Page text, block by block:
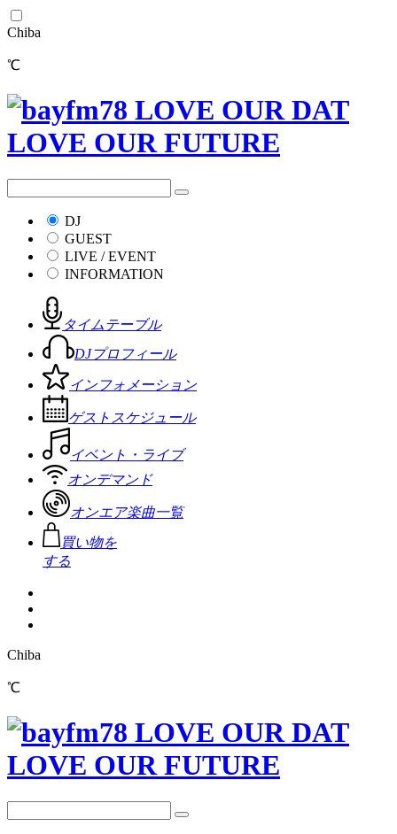
Chiba
℃
DJ
GUEST
LIVE / EVENT
INFORMATION
タイムテーブル
DJプロフィール
インフォメーション
ゲストスケジュール
イベント・ライブ
オンデマンド
オンエア楽曲一覧
買い物を
する
Chiba
℃